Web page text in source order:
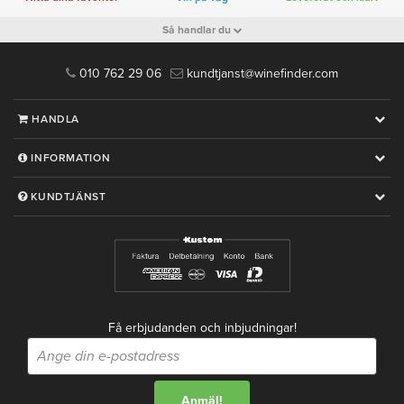
Så handlar du
010 762 29 06 kundtjanst@winefinder.com
HANDLA
INFORMATION
KUNDTJÄNST
Få erbjudanden och inbjudningar!